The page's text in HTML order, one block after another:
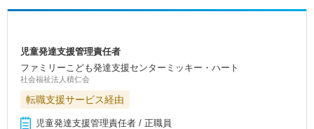
児童発達支援管理責任者
ファミリーこども発達支援センターミッキー・ハート
社会福祉法人積仁会
転職支援サービス経由
児童発達支援管理責任者 / 正職員